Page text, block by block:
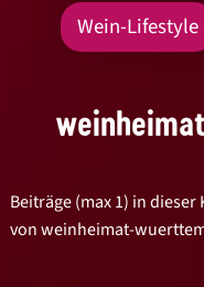
Wein-Lifestyle
Beiträge (max 1) in
von weinheimat-